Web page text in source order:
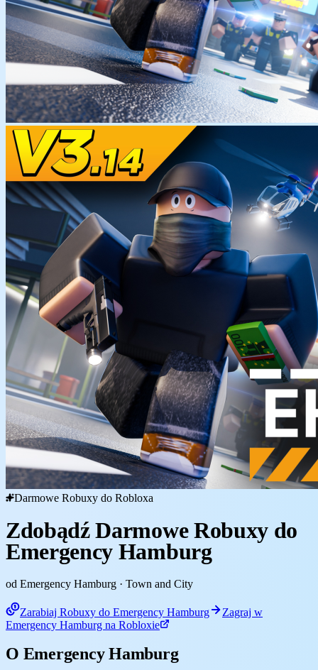
Darmowe Robuxy do Robloxa
Zdobądź Darmowe Robuxy do
Emergency Hamburg
od Emergency Hamburg · Town and City
Zarabiaj Robuxy do Emergency Hamburg
Zagraj w
Emergency Hamburg na Robloxie
O Emergency Hamburg